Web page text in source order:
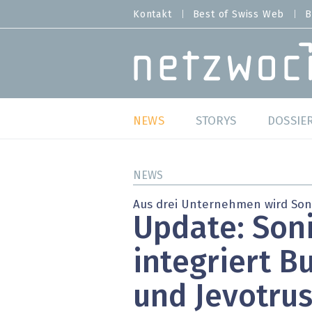
zum
MENU
Kontakt Best of Swiss Web
MAIN NAVIGATION
NEWS
Studien
Meinungen
Hands-on
STORYS
Best
SAP
NEWS
Aus drei Unternehmen wird
Update:
integriert
und